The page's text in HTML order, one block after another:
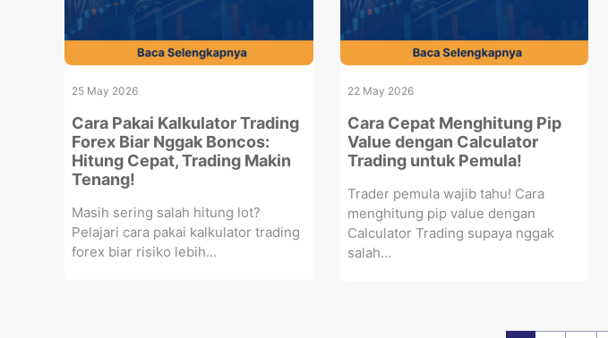
25 May 2026
Cara Pakai Kalkulator Trading
Forex Biar Nggak Boncos:
Hitung Cepat, Trading Makin
Tenang!
Masih sering salah hitung lot?
Pelajari cara pakai kalkulator trading
forex biar risiko lebih...
22 May 2026
Cara Cepat Menghitung Pip
Value dengan Calculator
Trading untuk Pemula!
Trader pemula wajib tahu! Cara
menghitung pip value dengan
Calculator Trading supaya nggak
salah...